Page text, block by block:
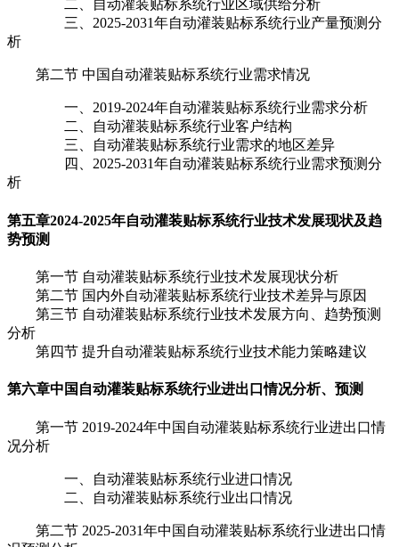
二、自动灌装贴标系统行业区域供给分析
三、2025-2031年自动灌装贴标系统行业产量预测分
析
第二节 中国自动灌装贴标系统行业需求情况
一、2019-2024年自动灌装贴标系统行业需求分析
二、自动灌装贴标系统行业客户结构
三、自动灌装贴标系统行业需求的地区差异
四、2025-2031年自动灌装贴标系统行业需求预测分
析
第五章2024-2025年自动灌装贴标系统行业技术发展现状及趋
势预测
第一节 自动灌装贴标系统行业技术发展现状分析
第二节 国内外自动灌装贴标系统行业技术差异与原因
第三节 自动灌装贴标系统行业技术发展方向、趋势预测
分析
第四节 提升自动灌装贴标系统行业技术能力策略建议
第六章中国自动灌装贴标系统行业进出口情况分析、预测
第一节 2019-2024年中国自动灌装贴标系统行业进出口情
况分析
一、自动灌装贴标系统行业进口情况
二、自动灌装贴标系统行业出口情况
第二节 2025-2031年中国自动灌装贴标系统行业进出口情